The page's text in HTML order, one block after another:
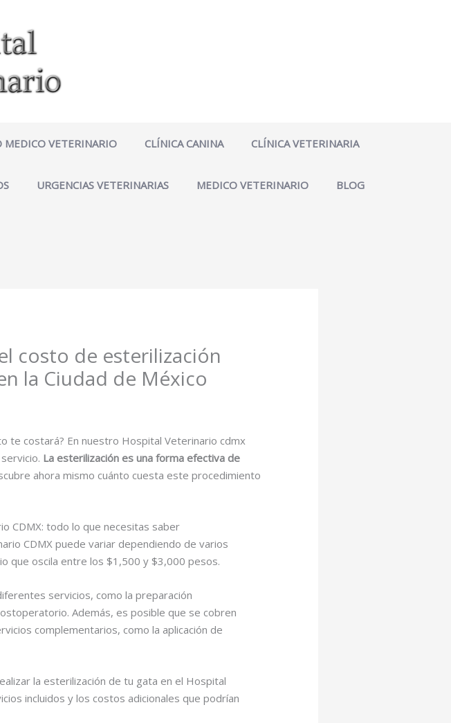
MEDICO VETERINARIO CLÍNICA CANINA CLÍNICA VETERINARIA
URGENCIAS VETERINARIAS MEDICO VETERINARIO BLOG
costo de esterilización
la Ciudad de México
te costará? En nuestro Hospital Veterinario cdmx
La esterilización es una forma efectiva de
ahora mismo cuánto cuesta este procedimiento
CDMX: todo lo que necesitas saber
CDMX puede variar dependiendo de varios
que oscila entre los $1,500 y $3,000 pesos.
servicios, como la preparación
Además, es posible que se cobren
complementarios, como la aplicación de
la esterilización de tu gata en el Hospital
incluidos y los costos adicionales que podrían